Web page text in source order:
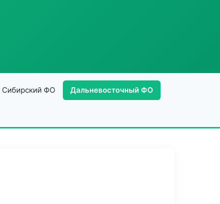
Сибирский ФО Дальневосточный ФО